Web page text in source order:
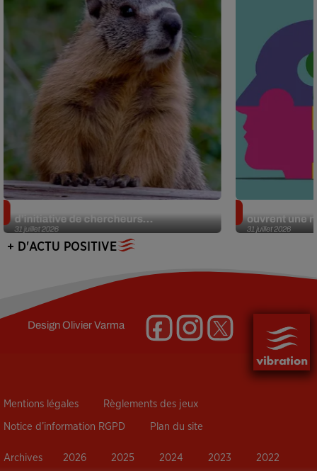
31 juillet 2026
d’initiative de chercheurs...
31 juillet 2026
ouvrent une
+ D'ACTU POSITIVE
DesignOlivier Varma
Mentions légales Règlements des jeux
Notice d’information RGPD Plan du site
Archives 2026 2025 2024 2023 2022